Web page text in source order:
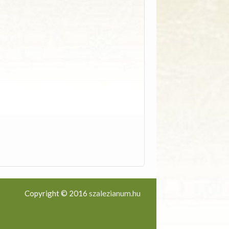
Copyright © 2016 szalezianum.hu